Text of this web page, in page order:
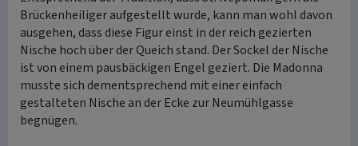
Brückenheiliger aufgestellt wurde, kann man wohl davon
ausgehen, dass diese Figur einst in der reich gezierten
Nische hoch über der Queich stand. Der Sockel der Nische
ist von einem pausbäckigen Engel geziert. Die Madonna
musste sich dementsprechend mit einer einfach
gestalteten Nische an der Ecke zur Neumühlgasse
begnügen.